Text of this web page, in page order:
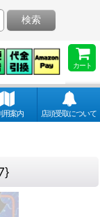
カート
検索
用案内 店頭受取について